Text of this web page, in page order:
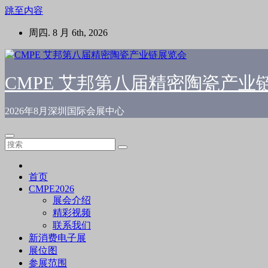
跳至内容
周四. 8 月 6th, 2026
CMPE 艾邦第八届精密陶瓷产业
2026年8月深圳国际会展中心
首页
CMPE2026
展会介绍
精彩视频
联系我们
新消费电子展
展位图
参展范围